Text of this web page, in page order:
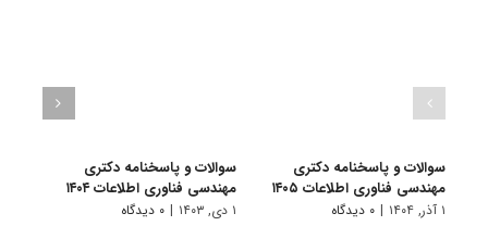
سوالات و پاسخنامه دکتری
مهندسی فناوری اطلاعات ۱۴۰۵
۱ آذر, ۱۴۰۴ | ۰ دیدگاه
سوالات و پاسخنامه دکتری
مهندسی فناوری اطلاعات ۱۴۰۴
۱ دی, ۱۴۰۳ | ۰ دیدگاه